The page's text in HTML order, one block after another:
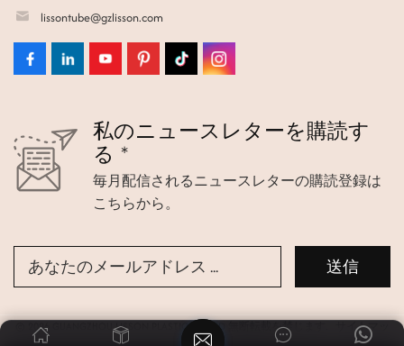
lissontube@gzlisson.com
私のニュースレターを購読す
る *
毎月配信されるニュースレターの購読登録は
こちらから。
© 2026 GUANGZHOU LISSON PLASTIC CO.,LTD 無断転載を禁じます.
サイトマッ